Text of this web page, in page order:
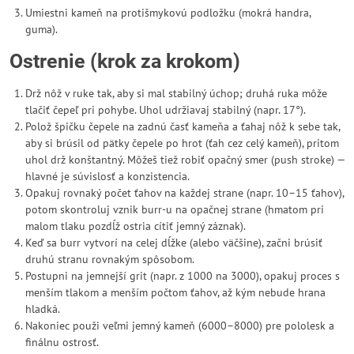
Umiestni kameň na protišmykovú podložku (mokrá handra,
guma).
Ostrenie (krok za krokom)
Drž nôž v ruke tak, aby si mal stabilný úchop; druhá ruka môže
tlačiť čepeľ pri pohybe. Uhol udržiavaj stabilný (napr. 17°).
Polož špičku čepele na zadnú časť kameňa a ťahaj nôž k sebe tak,
aby si brúsil od pätky čepele po hrot (ťah cez celý kameň), pritom
uhol drž konštantný. Môžeš tiež robiť opačný smer (push stroke) —
hlavné je súvislosť a konzistencia.
Opakuj rovnaký počet ťahov na každej strane (napr. 10–15 ťahov),
potom skontroluj vznik burr-u na opačnej strane (hmatom pri
malom tlaku pozdĺž ostria cítiť jemný záznak).
Keď sa burr vytvorí na celej dĺžke (alebo väčšine), začni brúsiť
druhú stranu rovnakým spôsobom.
Postupni na jemnejší grit (napr. z 1000 na 3000), opakuj proces s
menším tlakom a menším počtom ťahov, až kým nebude hrana
hladká.
Nakoniec použi veľmi jemný kameň (6000–8000) pre pololesk a
finálnu ostrosť.